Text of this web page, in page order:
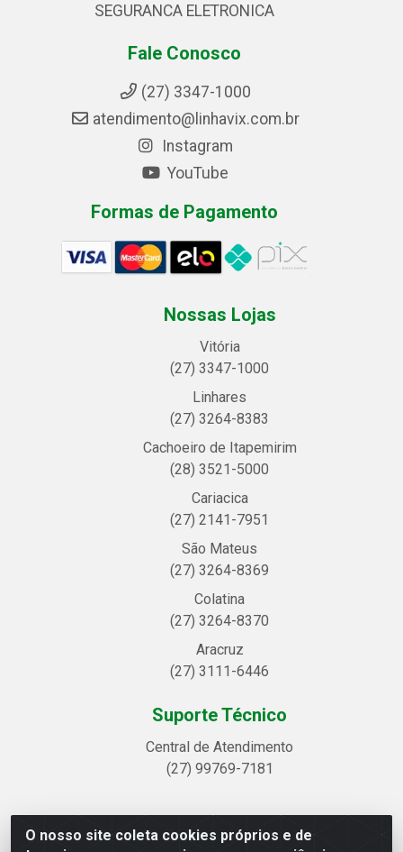
O nosso site coleta cookies próprios e de
SEGURANCA ELETRONICA
Fale Conosco
(27) 3347-1000
atendimento@linhavix.com.br
Instagram
YouTube
Formas de Pagamento
Nossas Lojas
Vitória
(27) 3347-1000
Linhares
(27) 3264-8383
Cachoeiro de Itapemirim
(28) 3521-5000
Cariacica
(27) 2141-7951
São Mateus
(27) 3264-8369
Colatina
(27) 3264-8370
Aracruz
(27) 3111-6446
Suporte Técnico
Central de Atendimento
(27) 99769-7181
Linhavix Distribuidora LTDA - Avenida Alegre, 2521 -